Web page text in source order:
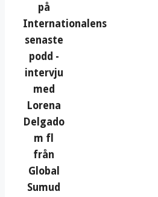
på
Internationalens
senaste
podd -
intervju
med
Lorena
Delgado
m fl
från
Global
Sumud